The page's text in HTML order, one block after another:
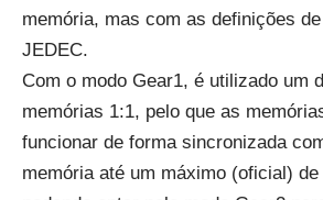
memória, mas com as definições
JEDEC.
Com o modo Gear1, é utilizado um
memórias 1:1, pelo que as
funcionar de forma sincronizada
memória até um máximo (oficial) de